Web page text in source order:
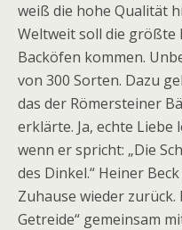
weiß die hohe Qualität
Weltweit soll die größte
Back­öfen kommen.
von 300 Sorten. Dazu
das der Römersteiner
erklärte. Ja, echte Liebe
wenn er spricht: „Die
des Dinkel.“ Heiner
Zuhause wieder zurück.
Getreide“ gemeinsam